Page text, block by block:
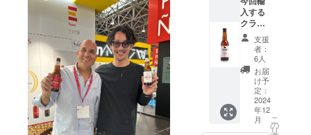
ル。綺
麗な
ゴール
デンカ
ラー。
フルー
ティで
ハーブ
や焼き
たての
パンの
入する
クラフ
トビー
ル
OLORO
SO6本
セット
TORO
AMBER
OLORO
支援
者：
6人
お届
け予
定：
2024
年12
月
こ
の
リ